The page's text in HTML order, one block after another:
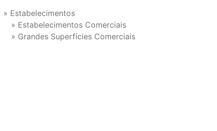
» Estabelecimentos
» Estabelecimentos Comerciais
» Grandes Superfícies Comerciais